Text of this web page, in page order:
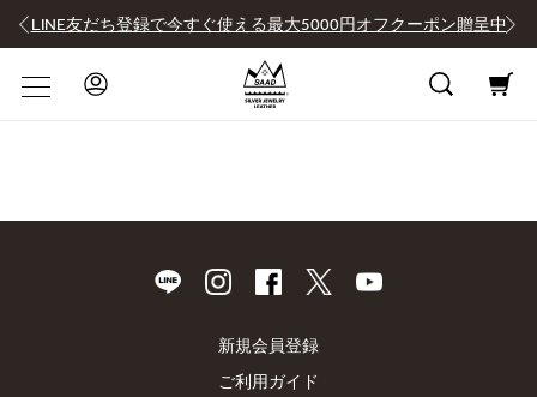
LINE友だち登録で今すぐ使える最大5000円オフクーポン贈呈中
新規会員登録
ご利用ガイド